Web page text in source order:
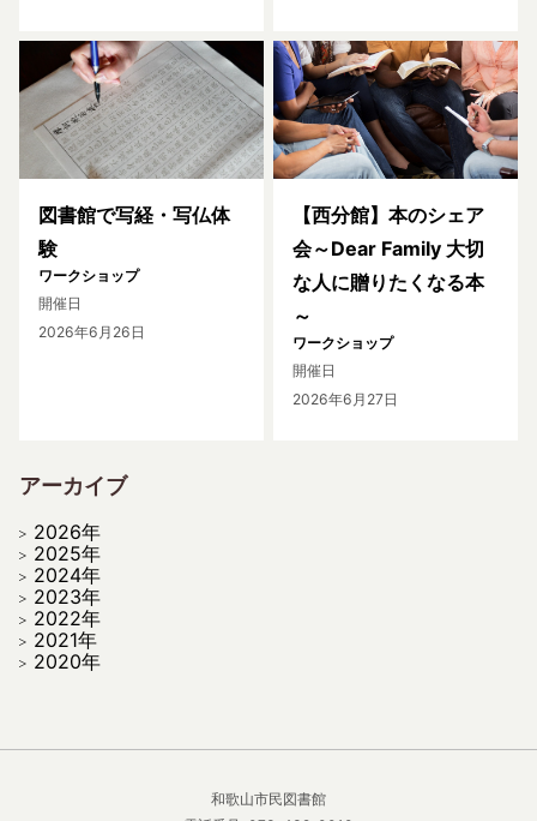
図書館で写経・写仏体
験
ワークショップ
開催日
2026年6月26日
【西分館】本のシェア
会～Dear Family 大切
な人に贈りたくなる本
～
ワークショップ
開催日
2026年6月27日
アーカイブ
2026年
2025年
2024年
2023年
2022年
2021年
2020年
和歌山市民図書館